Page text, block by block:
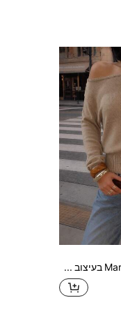
סוודר נשים Marisole בעיצוב אלגנטי שיקי, עם צווארון אלכסוני, שרוולים ארוכים ומות גזור, רשמי, לפסטיבלים, לכל העונות